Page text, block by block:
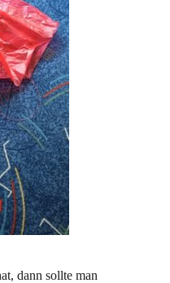
dann sollte man